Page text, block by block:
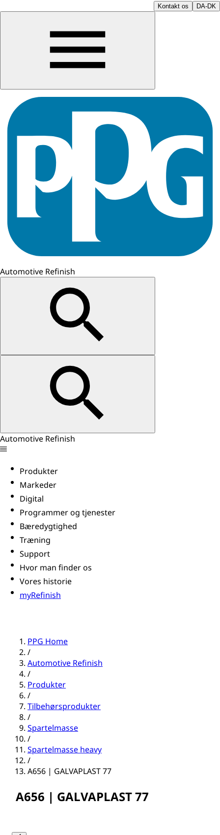
Kontakt os DA-DK
Automotive Refinish
Automotive Refinish
Produkter
Markeder
Digital
Programmer og tjenester
Bæredygtighed
Træning
Support
Hvor man finder os
Vores historie
myRefinish
PPG Home
/
Automotive Refinish
/
Produkter
/
Tilbehørsprodukter
/
Spartelmasse
/
Spartelmasse heavy
/
A656 | GALVAPLAST 77
A656 | GALVAPLAST 77